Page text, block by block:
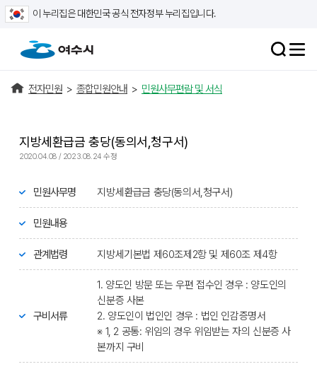
이 누리집은 대한민국 공식 전자정부 누리집입니다.
전자민원 > 종합민원안내 > 민원사무편람 및 서식
지방세환급금 충당(동의서,청구서)
2020.04.08 / 2023.08.24 수정
민원사무명 지방세환급금 충당(동의서,청구서)
민원내용
관계법령 지방세기본법 제60조제2항 및 제60조 제4항
구비서류
1. 양도인 방문 또는 우편 접수인 경우 : 양도인의
신분증 사본
2. 양도인이 법인인 경우 : 법인 인감증명서
※ 1, 2 공통: 위임의 경우 위임받는 자의 신분증 사
본까지 구비